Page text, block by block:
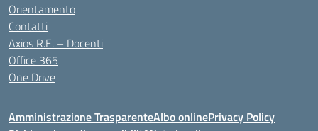
Orientamento
Contatti
Axios R.E. – Docenti
Office 365
One Drive
Amministrazione TrasparenteAlbo onlinePrivacy Policy